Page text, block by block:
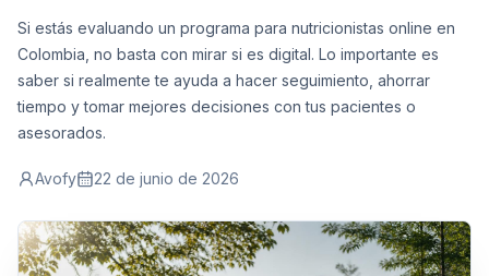
Si estás evaluando un programa para nutricionistas online en
Colombia, no basta con mirar si es digital. Lo importante es
saber si realmente te ayuda a hacer seguimiento, ahorrar
tiempo y tomar mejores decisiones con tus pacientes o
asesorados.
Avofy 22 de junio de 2026